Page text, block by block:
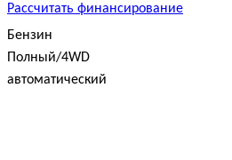
Рассчитать финансирование
Бензин
Полный/4WD
автоматический